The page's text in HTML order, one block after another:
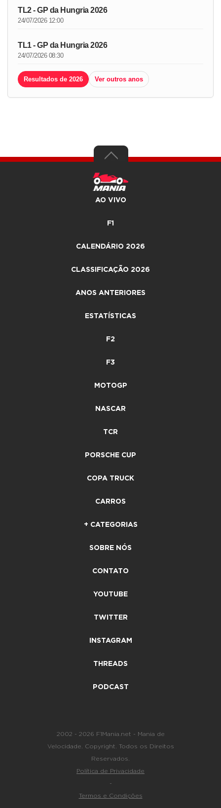
TL2 - GP da Hungria 2026
24/07/2026 12:00
TL1 - GP da Hungria 2026
24/07/2026 08:30
Resultados de 2026 Ver outros anos
AO VIVO
F1
CALENDÁRIO 2026
CLASSIFICAÇÃO 2026
ANOS ANTERIORES
ESTATÍSTICAS
F2
F3
MOTOGP
NASCAR
TCR
PORSCHE CUP
COPA TRUCK
CARROS
+ CATEGORIAS
SOBRE NÓS
CONTATO
YOUTUBE
TWITTER
INSTAGRAM
THREADS
PODCAST
2002 - 2026 F1Mania.net - Mania de
Velocidade. Copyright. Todos os Direitos
Reservados.
Política de Privacidade
-
Termos e Condições